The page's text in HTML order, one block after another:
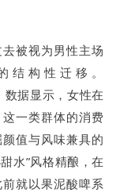
被视为男性主场
构性迁移。
据显示，女性在
一类群体的消费
值与风味兼具的
水”风格精酿，在
就以果泥酸啤系